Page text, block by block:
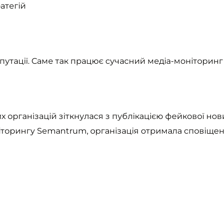
Саме так працює сучасний медіа-
організацій зіткнулася з публікацією фейкової
Semantrum, організація отримала